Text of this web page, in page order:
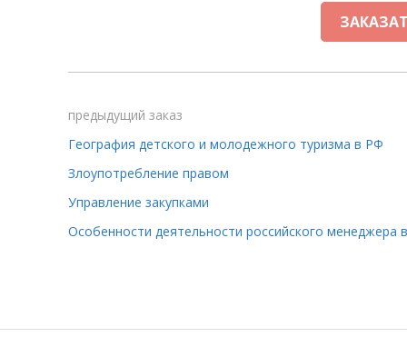
предыдущий заказ
География детского и молодежного туризма в РФ
Злоупотребление правом
Управление закупками